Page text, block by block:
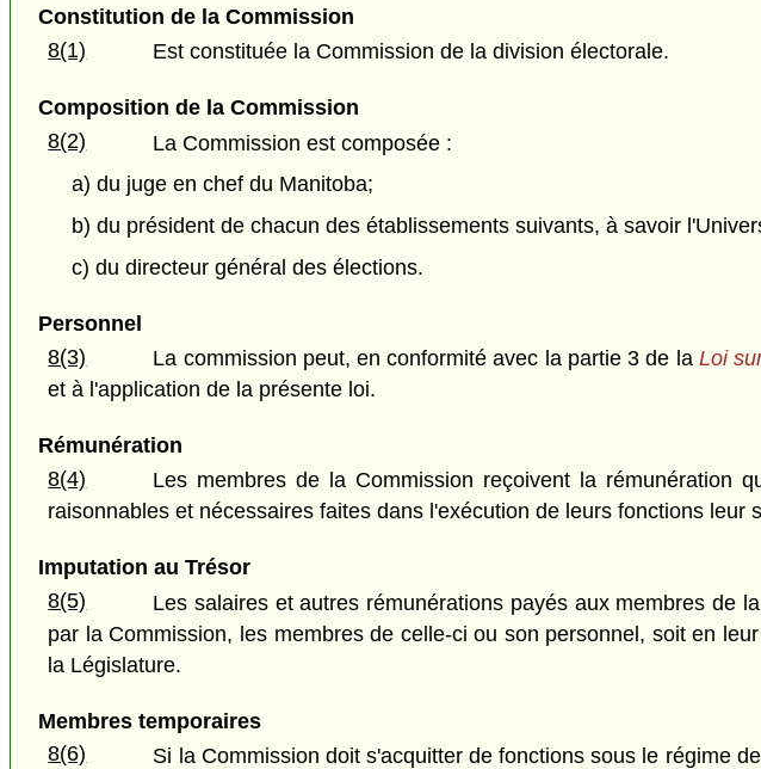
Constitution de la Commission
8(1)
Est constituée la Commission de la division électorale.
Composition de la Commission
8(2)
La Commission est composée :
a) du juge en chef du Manitoba;
b) du président de chacun des établissements suivants, à savoir
c) du directeur général des élections.
Personnel
8(3)
La commission peut, en conformité avec la partie 3 de laLoi
et à l'application de la présente loi.
Rémunération
8(4)
Les membres de la Commission reçoivent la rémunération
raisonnables et nécessaires faites dans l'exécution de leurs fonctions
Imputation au Trésor
8(5)
Les salaires et autres rémunérations payés aux membres de
par la Commission, les membres de celle-ci ou son personnel, soit en
la Législature.
Membres temporaires
8(6)
Si la Commission doit s'acquitter de fonctions sous le régime